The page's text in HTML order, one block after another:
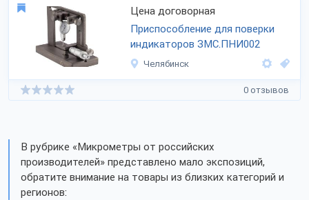
Цена договорная
Приспособление для поверки
индикаторов ЗМС.ПНИ002
Челябинск
0 отзывов
В рубрике «Микрометры от российских
производителей» представлено мало экспозиций,
обратите внимание на товары из близких категорий и
регионов: